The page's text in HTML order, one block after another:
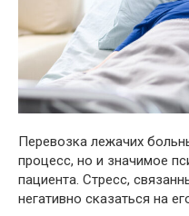
Перевозка лежачих
процесс, но и значимое
пациента. Стресс,
негативно сказаться на